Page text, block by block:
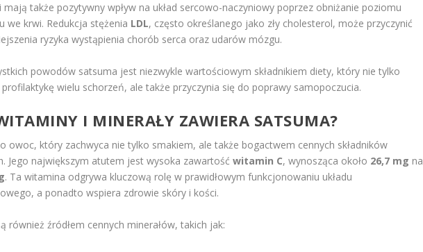
mają także pozytywny wpływ na układ sercowo-naczyniowy poprzez obniżanie poziomu
we krwi. Redukcja stężenia LDL, często określanego jako zły cholesterol, może przyczynić
ryzyka wystąpienia chorób serca oraz udarów mózgu.
powodów satsuma jest niezwykle wartościowym składnikiem diety, który nie tylko
wielu schorzeń, ale także przyczynia się do poprawy samopoczucia.
I MINERAŁY ZAWIERA SATSUMA?
owoc, który zachwyca nie tylko smakiem, ale także bogactwem cennych składników
Jego największym atutem jest wysoka zawartość witamin C, wynosząca około 26,7 mg na
. Ta witamina odgrywa kluczową rolę w prawidłowym funkcjonowaniu układu
a ponadto wspiera zdrowie skóry i kości.
również źródłem cennych minerałów, takich jak: